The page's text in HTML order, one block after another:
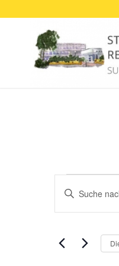
Suche
und
Bitte
Suche
nach